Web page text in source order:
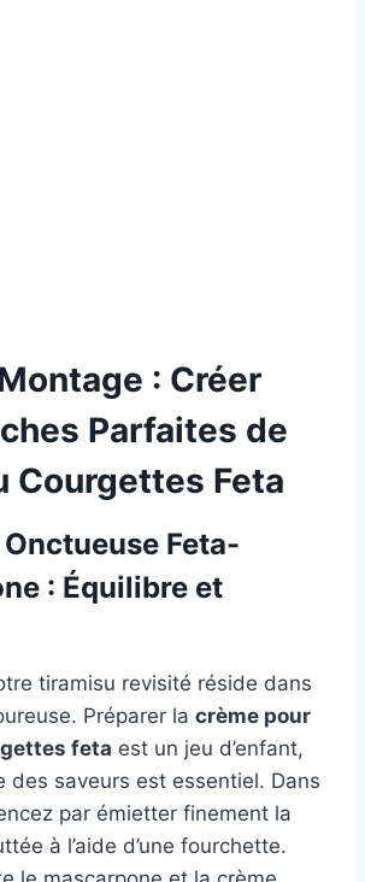
: Créer
Parfaites de
Courgettes Feta
Feta-
: Équilibre et
tiramisu revisité réside dans
Préparer la crème pour
feta est un jeu d’enfant,
des saveurs est essentiel. Dans
par émietter finement la
à l’aide d’une fourchette.